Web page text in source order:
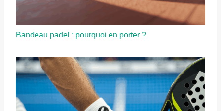
Bandeau padel : pourquoi en porter ?